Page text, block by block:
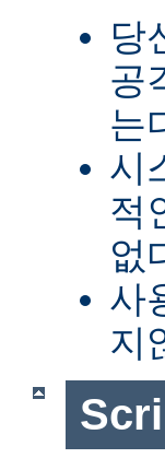
당
공
는
시
적
없
사
지